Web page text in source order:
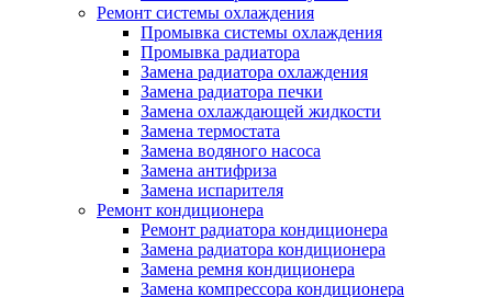
Ремонт системы охлаждения
Промывка системы охлаждения
Промывка радиатора
Замена радиатора охлаждения
Замена радиатора печки
Замена охлаждающей жидкости
Замена термостата
Замена водяного насоса
Замена антифриза
Замена испарителя
Ремонт кондиционера
Ремонт радиатора кондиционера
Замена радиатора кондиционера
Замена ремня кондиционера
Замена компрессора кондиционера